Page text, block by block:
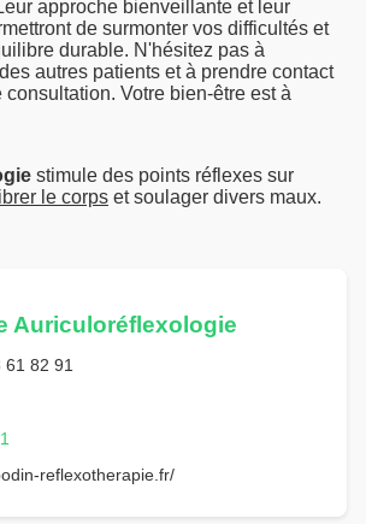
approche bienveillante et leur
de surmonter vos difficultés et
durable. N'hésitez pas à
autres patients et à prendre contact
consultation. Votre bien-être est à
stimule des points réflexes sur
le corps et soulager divers maux.
Auriculoréflexologie
61 82 91
reflexotherapie.fr/